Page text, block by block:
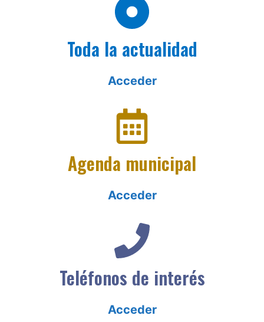
Toda la actualidad
Acceder
Agenda municipal
Acceder
Teléfonos de interés
Acceder